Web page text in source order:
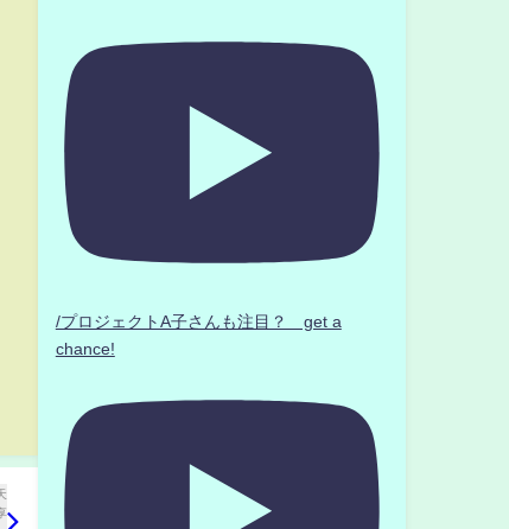
/プロジェクトA子さんも注目？ get a
chance!